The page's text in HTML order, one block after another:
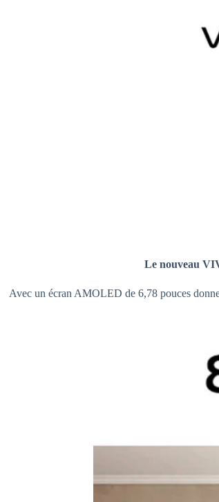
Le nouveau
Avec un écran AMOLED de 6,78 pouces⁠